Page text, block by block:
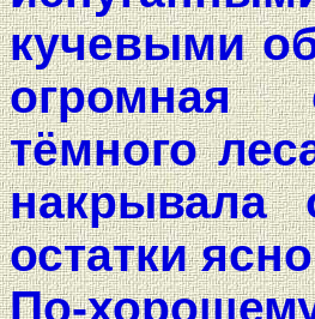
кучевыми
огромная
тёмного
остатки
По-